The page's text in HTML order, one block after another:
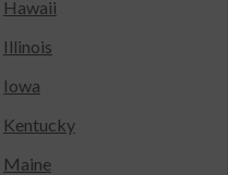
Hawaii
Illinois
Iowa
Kentucky
Maine